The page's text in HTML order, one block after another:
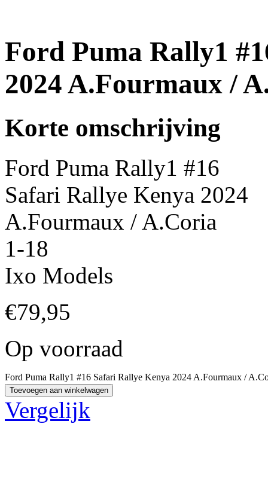
Ford Puma Rally1
2024 A.Fourmaux /
Korte omschrijving
Ford Puma Rally1 #16
Safari Rallye Kenya 2024
A.Fourmaux / A.Coria
1-18
Ixo Models
€79,95
Op voorraad
Ford Puma Rally1 #16 Safari Rallye Kenya 2024 A.Fourmaux /
Toevoegen aan winkelwagen
Vergelijk